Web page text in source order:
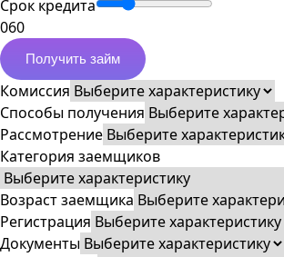
Срок кредита
060
Получить займ
Комиссия
Способы получения
Рассмотрение
Категория заемщиков
Возраст заемщика
Регистрация
Документы